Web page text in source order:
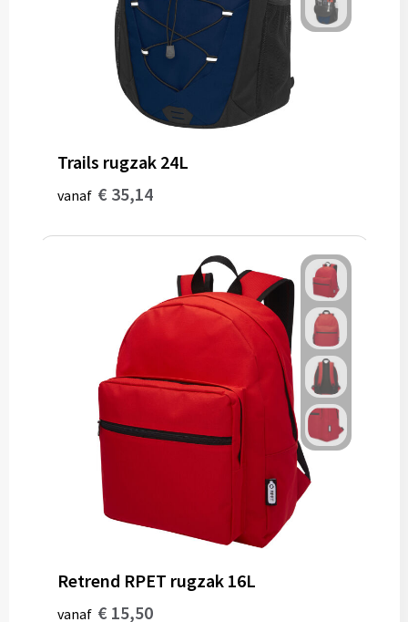
Trails rugzak 24L
vanaf € 35,14
Retrend RPET rugzak 16L
vanaf € 15,50